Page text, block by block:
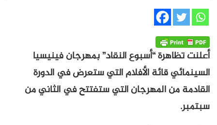
أعلنت تظاهرة “أسبوع النقاد” بمهرجان فينيسيا
السينمائي قائة الأفلام التي ستعرض في الدورة
القادمة من المهرجان التي ستفتتح في الثاني من
سبتمبر.